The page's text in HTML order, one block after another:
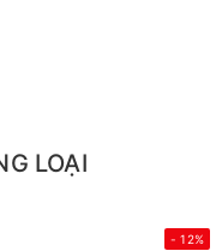
LOẠI
- 12%